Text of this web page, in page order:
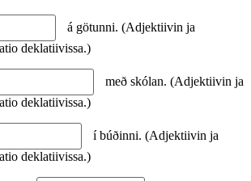
á götunni. (Adjektiivin ja
deklatiivissa.)
með skólan. (Adjektiivin ja
deklatiivissa.)
í búðinni. (Adjektiivin ja
deklatiivissa.)